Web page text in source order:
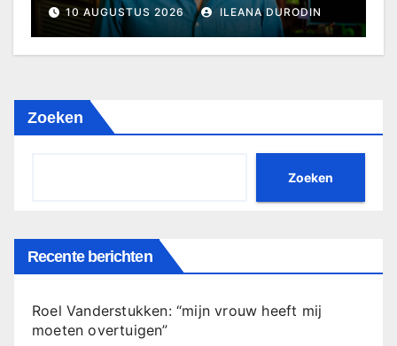
10 AUGUSTUS 2026 ILEANA DURODIN
Zoeken
Zoeken
Recente berichten
Roel Vanderstukken: “mijn vrouw heeft mij
moeten overtuigen”